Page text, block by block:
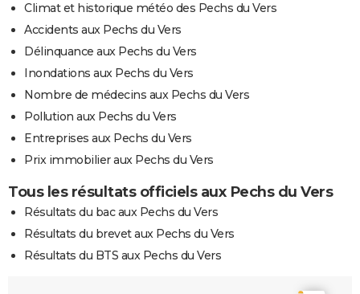
Climat et historique météo des Pechs du Vers
Accidents aux Pechs du Vers
Délinquance aux Pechs du Vers
Inondations aux Pechs du Vers
Nombre de médecins aux Pechs du Vers
Pollution aux Pechs du Vers
Entreprises aux Pechs du Vers
Prix immobilier aux Pechs du Vers
Tous les résultats officiels aux Pechs du Vers
Résultats du bac aux Pechs du Vers
Résultats du brevet aux Pechs du Vers
Résultats du BTS aux Pechs du Vers